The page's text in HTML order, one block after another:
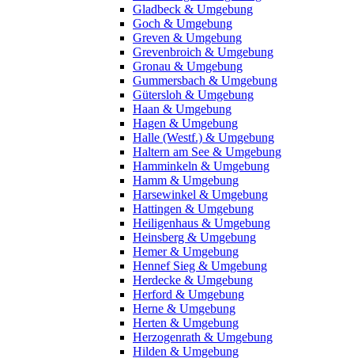
Gladbeck & Umgebung
Goch & Umgebung
Greven & Umgebung
Grevenbroich & Umgebung
Gronau & Umgebung
Gummersbach & Umgebung
Gütersloh & Umgebung
Haan & Umgebung
Hagen & Umgebung
Halle (Westf.) & Umgebung
Haltern am See & Umgebung
Hamminkeln & Umgebung
Hamm & Umgebung
Harsewinkel & Umgebung
Hattingen & Umgebung
Heiligenhaus & Umgebung
Heinsberg & Umgebung
Hemer & Umgebung
Hennef Sieg & Umgebung
Herdecke & Umgebung
Herford & Umgebung
Herne & Umgebung
Herten & Umgebung
Herzogenrath & Umgebung
Hilden & Umgebung